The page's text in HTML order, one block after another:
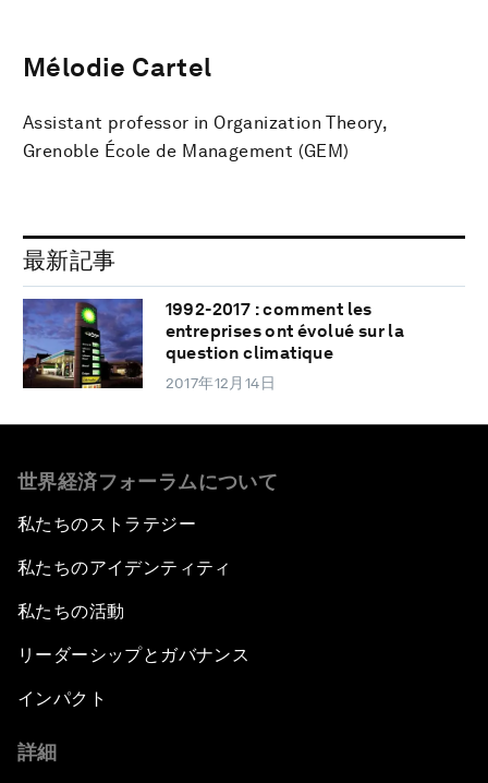
Mélodie Cartel
Assistant professor in Organization Theory,
Grenoble École de Management (GEM)
最新記事
1992-2017 : comment les
entreprises ont évolué sur la
question climatique
2017年12月14日
世界経済フォーラムについて
私たちのストラテジー
私たちのアイデンティティ
私たちの活動
リーダーシップとガバナンス
インパクト
詳細